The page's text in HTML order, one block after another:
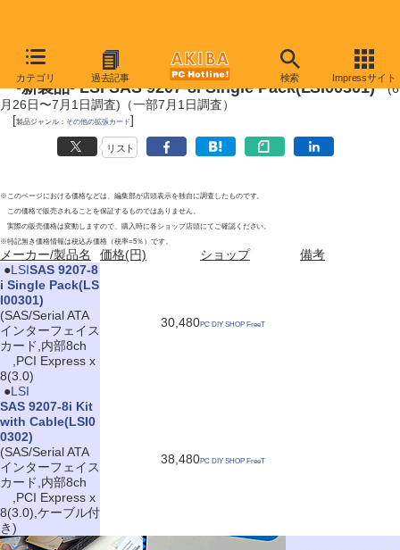
カテゴリ 過去記事 検索 Impressサイト
2012年7月1日
-新製品- LSI SAS 9207-8i Single Pack(LSI00301)(6
月26日〜7月1日調査)（一部7月1日調査）
[製品ジャンル： その他の拡張カード]
リスト
※このページにおける価格などは、編集部が店頭表示を独自に調査したものです。
この価格で販売されることを保証するものではありません。
実際の販売価格は変動しますので、購入時に各ショップ店頭にてご確認ください。
※特記無き価格情報は税込み価格（税率=5％）です。
メーカー/製品名 価格(円) ショップ
備考
●LSISAS 9207-8
i Single Pack(LS
I00301)
(SAS/Serial ATA
インターフェイス
カード,内部8ch
,PCI Express x
8(3.0)
30,480PC DIY SHOP FreeT
●LSI
SAS 9207-8i Kit
with Cable(LSI0
0302)
(SAS/Serial ATA
インターフェイス
カード,内部8ch
,PCI Express x
8(3.0),ケーブル付
き)
38,480PC DIY SHOP FreeT